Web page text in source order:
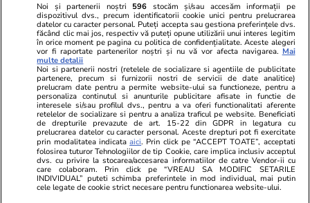
Ce gadgeturi merită să iei cu
tine în concediu
Lifestyle 20 iul.
Ce este agar-agar și cum se
utilizează
Noi și partenerii noștri 596 stocăm și/sau accesăm informații pe
dispozitivul dvs., precum identificatorii cookie unici pentru prelucrarea
datelor cu caracter personal. Puteți accepta sau gestiona preferințele dvs.
făcând clic mai jos, respectiv vă puteți opune utilizării unui interes legitim
în orice moment pe pagina cu politica de confidențialitate. Aceste alegeri
vor fi raportate partenerilor noștri și nu vă vor afecta navigarea. Mai
multe detalii
Noi si partenerii nostri (retelele de socializare si agentiile de publicitate
partenere, precum si furnizorii nostri de servicii de date analitice)
prelucram date pentru a permite website-ului sa functioneze, pentru a
personaliza continutul si anunturile publicitare afisate in functie de
interesele si/sau profilul dvs., pentru a va oferi functionalitati aferente
retelelor de socializare si pentru a analiza traficul pe website. Beneficiati
de drepturile prevazute de art. 15-22 din GDPR in legatura cu
prelucrarea datelor cu caracter personal. Aceste drepturi pot fi exercitate
prin modalitatea indicataaici. Prin click pe “ACCEPT TOATE”, acceptati
folosirea tuturor Tehnologiilor de tip Cookie, care implica inclusiv acceptul
dvs. cu privire la stocarea/accesarea informatiilor de catre Vendor-ii cu
care colaboram. Prin click pe “VREAU SA MODIFIC SETARILE
INDIVIDUAL” puteti schimba preferintele in mod individual, mai putin
cele legate de cookie strict necesare pentru functionarea website-ului.